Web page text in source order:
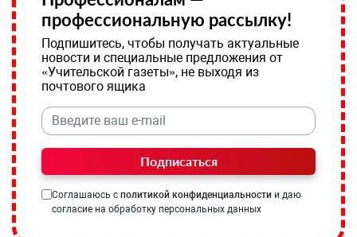
профессиональную рассылку!
Подпишитесь, чтобы получать актуальные
новости и специальные предложения от
«Учительской газеты», не выходя из
почтового ящика
Подписаться
Соглашаюсь с политикой конфиденциальности и даю
согласие на обработку персональных данных